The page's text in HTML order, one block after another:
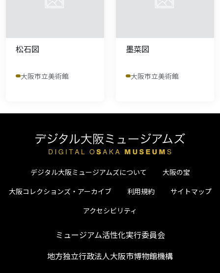
松石図
大阪市立美術館
墨菜図
大阪市立美術館
デジタル大阪ミュージアムズについて
大阪の宝
大阪コレクションズ・アーカイブ
利用規約
サイトマップ
アクセシビリティ
ミュージアム活性化実行委員会
地方独立行政法人大阪市博物館機構